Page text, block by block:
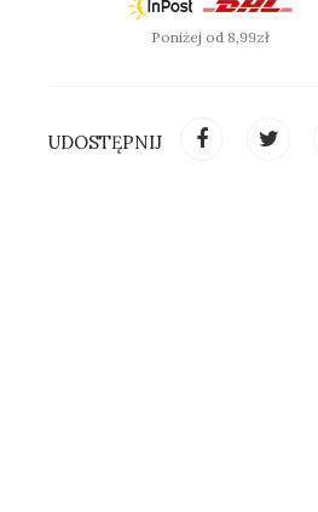
Poniżej od 8,99zł
UDOSTĘPNIJ